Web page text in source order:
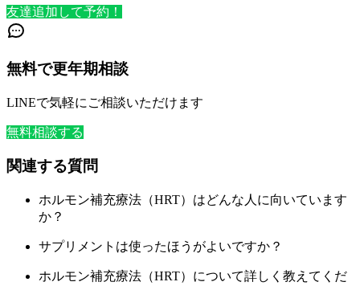
友達追加して予約！
無料で更年期相談
LINEで気軽にご相談いただけます
無料相談する
関連する質問
ホルモン補充療法（HRT）はどんな人に向いています
か？
サプリメントは使ったほうがよいですか？
ホルモン補充療法（HRT）について詳しく教えてくだ